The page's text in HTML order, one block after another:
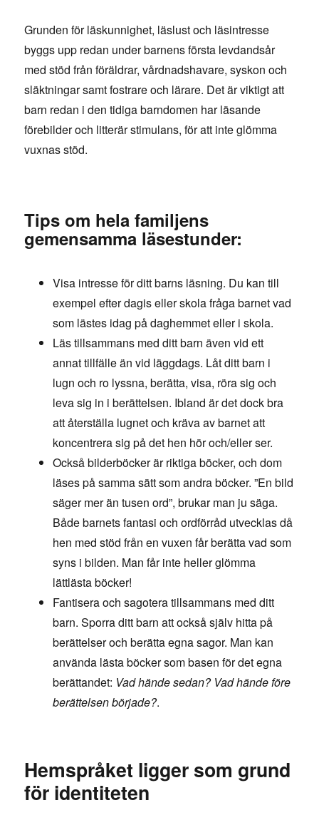
Grunden för läskunnighet, läslust och läsintresse
byggs upp redan under barnens första levdandsår
med stöd från föräldrar, vårdnadshavare, syskon och
släktningar samt fostrare och lärare. Det är viktigt att
barn redan i den tidiga barndomen har läsande
förebilder och litterär stimulans, för att inte glömma
vuxnas stöd.
Tips om hela familjens
gemensamma läsestunder:
Visa intresse för ditt barns läsning. Du kan till
exempel efter dagis eller skola fråga barnet vad
som lästes idag på daghemmet eller i skola.
Läs tillsammans med ditt barn även vid ett
annat tillfälle än vid läggdags. Låt ditt barn i
lugn och ro lyssna, berätta, visa, röra sig och
leva sig in i berättelsen. Ibland är det dock bra
att återställa lugnet och kräva av barnet att
koncentrera sig på det hen hör och/eller ser.
Också bilderböcker är riktiga böcker, och dom
läses på samma sätt som andra böcker. ”En bild
säger mer än tusen ord”, brukar man ju säga.
Både barnets fantasi och ordförråd utvecklas då
hen med stöd från en vuxen får berätta vad som
syns i bilden. Man får inte heller glömma
lättlästa böcker!
Fantisera och sagotera tillsammans med ditt
barn. Sporra ditt barn att också själv hitta på
berättelser och berätta egna sagor. Man kan
använda lästa böcker som basen för det egna
berättandet: Vad hände sedan? Vad hände före
berättelsen började?.
Hemspråket ligger som grund
för identiteten